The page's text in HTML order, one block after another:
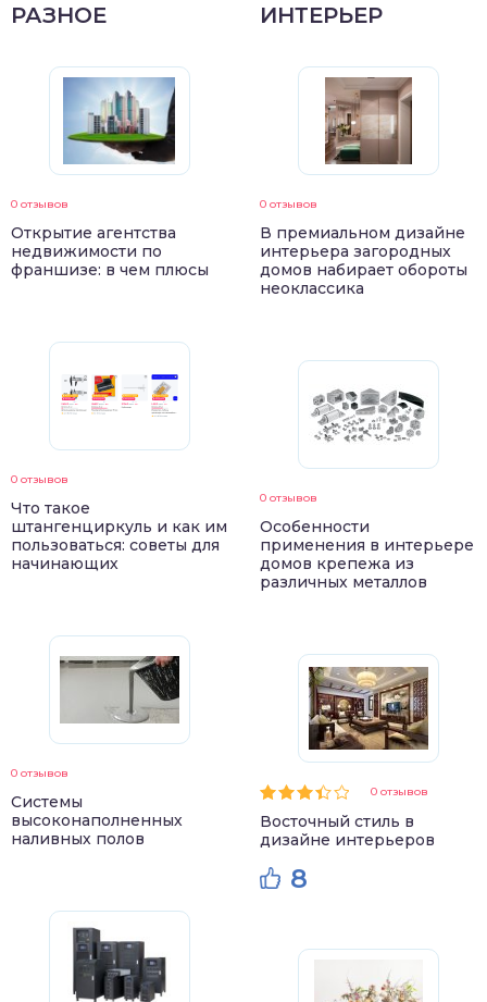
РАЗНОЕ
0 отзывов
Открытие агентства
недвижимости по
франшизе: в чем плюсы
0 отзывов
Что такое
штангенциркуль и как им
пользоваться: советы для
начинающих
0 отзывов
Системы
высоконаполненных
наливных полов
ИНТЕРЬЕР
0 отзывов
В премиальном дизайне
интерьера загородных
домов набирает обороты
неоклассика
0 отзывов
Особенности
применения в интерьере
домов крепежа из
различных металлов
0 отзывов
Восточный стиль в
дизайне интерьеров
8